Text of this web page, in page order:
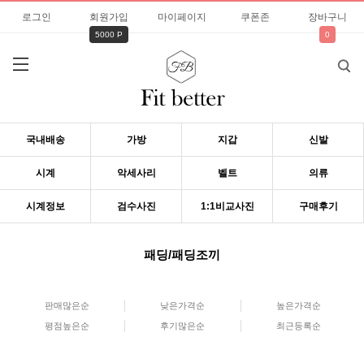
로그인 회원가입
5000 P
마이페이지 쿠폰존 장바구니
0
국내배송 가방 지갑 신발
시계 악세사리 벨트 의류
시계정보 검수사진 1:1비교사진 구매후기
패딩/패딩조끼
판매많은순 낮은가격순 높은가격순
평점높은순 후기많은순 최근등록순